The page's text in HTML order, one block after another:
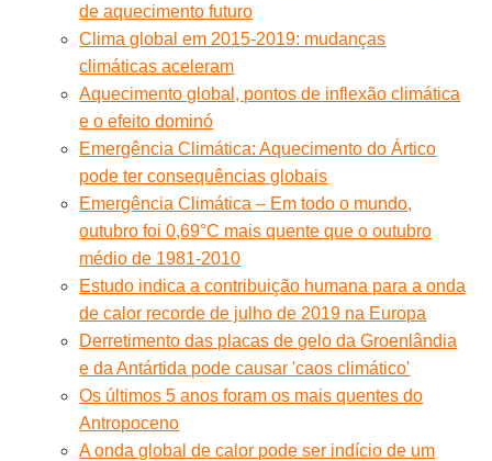
de aquecimento futuro
Clima global em 2015-2019: mudanças
climáticas aceleram
Aquecimento global, pontos de inflexão climática
e o efeito dominó
Emergência Climática: Aquecimento do Ártico
pode ter consequências globais
Emergência Climática – Em todo o mundo,
outubro foi 0,69°C mais quente que o outubro
médio de 1981-2010
Estudo indica a contribuição humana para a onda
de calor recorde de julho de 2019 na Europa
Derretimento das placas de gelo da Groenlândia
e da Antártida pode causar 'caos climático'
Os últimos 5 anos foram os mais quentes do
Antropoceno
A onda global de calor pode ser indício de um